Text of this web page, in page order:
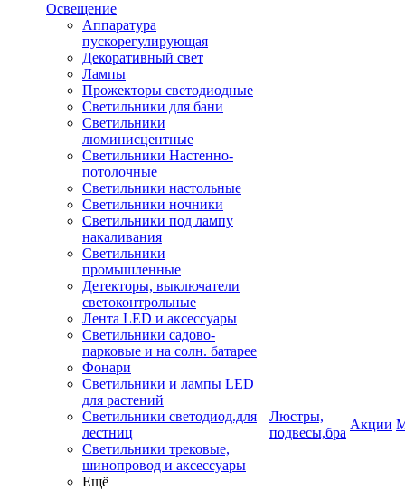
Освещение
Аппаратура
пускорегулирующая
Декоративный свет
Лампы
Прожекторы светодиодные
Светильники для бани
Светильники
люминисцентные
Светильники Настенно-
потолочные
Светильники настольные
Светильники ночники
Светильники под лампу
накаливания
Светильники
промышленные
Детекторы, выключатели
светоконтрольные
Лента LED и аксессуары
Светильники садово-
парковые и на солн. батарее
Фонари
Светильники и лампы LED
для растений
Светильники светодиод.для
лестниц
Светильники трековые,
шинопровод и аксессуары
Ещё
Люстры,
подвесы,бра
Акции